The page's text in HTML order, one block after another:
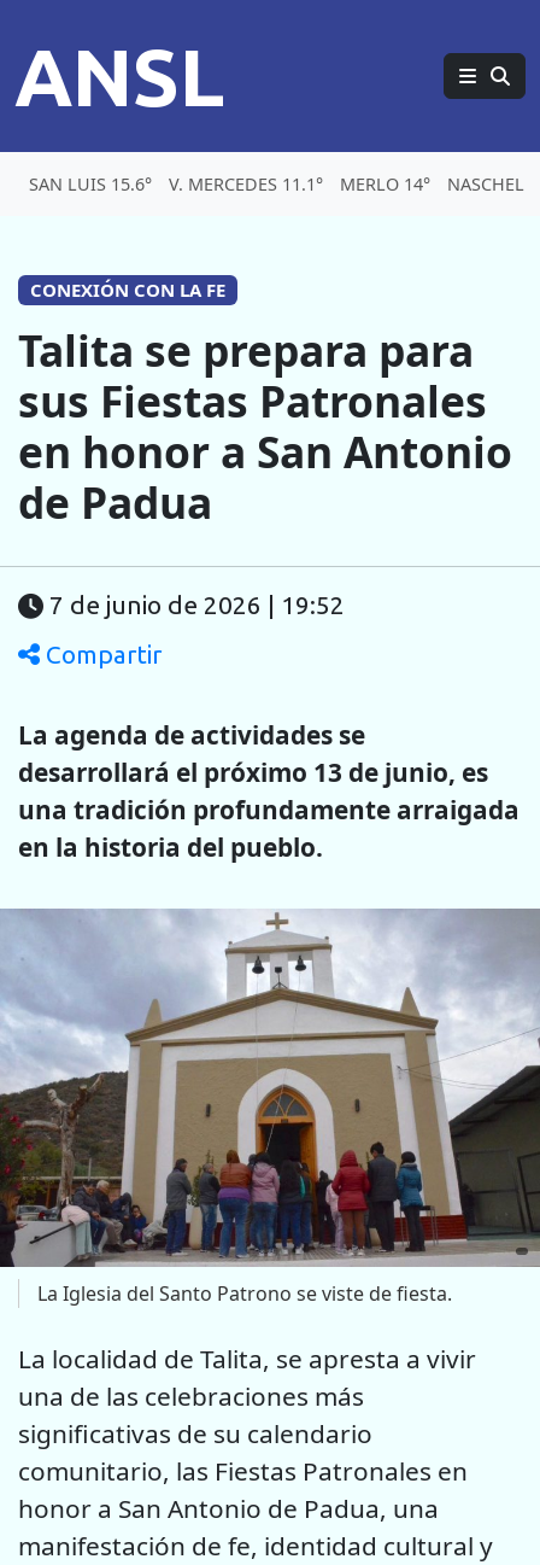
ANSL
SAN LUIS 15.6° V. MERCEDES 11.1° MERLO 14° NASCHEL
CONEXIÓN CON LA FE
Talita se prepara para
sus Fiestas Patronales
en honor a San Antonio
de Padua
7 de junio de 2026 | 19:52
Compartir
La agenda de actividades se
desarrollará el próximo 13 de junio, es
una tradición profundamente arraigada
en la historia del pueblo.
La Iglesia del Santo Patrono se viste de fiesta.
La localidad de Talita, se apresta a vivir
una de las celebraciones más
significativas de su calendario
comunitario, las Fiestas Patronales en
honor a San Antonio de Padua, una
manifestación de fe, identidad cultural y